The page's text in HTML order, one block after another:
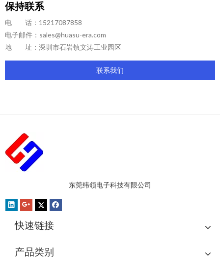
保持联系
电 话：15217087858
电子邮件： sales@huasu-era.com
地 址：深圳市石岩镇文涛工业园区
联系我们
东莞纬领电子科技有限公司
快速链接
产品类别